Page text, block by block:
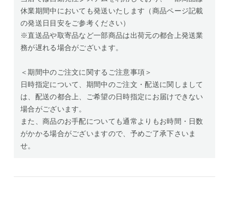
休業期間中においても発送いたします（商品ページ記載
の発送日目安をご参考ください）
※直送品や取寄品など一部商品は出荷元の都合上発送業
務が遅れる場合がございます。
＜期間中のご注文に関するご注意事項＞
日時指定について、期間中のご注文・配送に関しまして
は、配送の都合上、ご希望の日時指定にお届けできない
場合がございます。
また、商品のお手配についても通常よりもお時間・日数
がかかる場合がございますので、予めご了承下さいま
せ。